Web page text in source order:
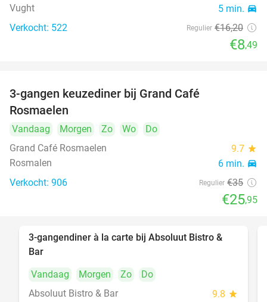
Vught 5 min. directions_car
Verkocht: 522 Regulier €16,20
€8,49
3-gangen keuzediner bij Grand Café
Rosmaelen
Vandaag Morgen Zo Wo
Do
Grand Café Rosmaelen
9.7 star
Rosmalen 6 min. directions_car
Verkocht: 906 Regulier €35
€25,95
37%
3-gangendiner à la carte bij Absoluut Bistro &
Bar
Vandaag
Morgen Zo
Do
Absoluut Bistro & Bar
9.8 star